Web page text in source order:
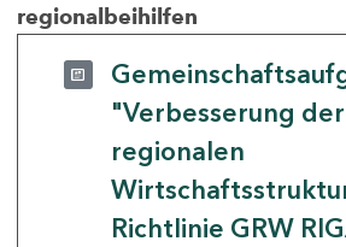
regionalbeihilfen
"Verbesserung der
regionalen
Richtlinie GRW